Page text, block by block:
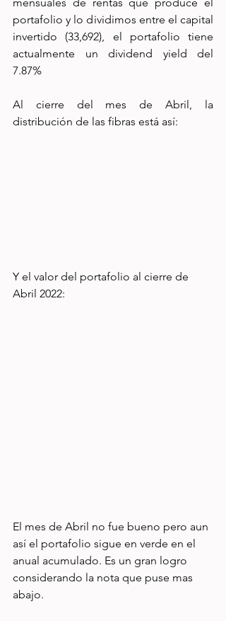
portafolio y lo dividimos entre el capital
invertido (33,692), el portafolio tiene
actualmente un dividend yield del
7.87%
Al cierre del mes de Abril, la
distribución de las fibras está así:
Y el valor del portafolio al cierre de
Abril 2022:
El mes de Abril no fue bueno pero aun
así el portafolio sigue en verde en el
anual acumulado. Es un gran logro
considerando la nota que puse mas
abajo.